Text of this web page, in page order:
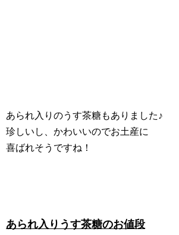
あられ入りのうす茶糖もありました♪
珍しいし、かわいいのでお土産に
喜ばれそうですね！
あられ入りうす茶糖のお値段